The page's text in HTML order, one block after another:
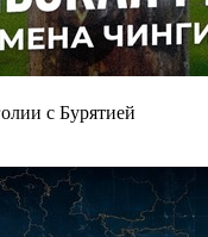
с Бурятией